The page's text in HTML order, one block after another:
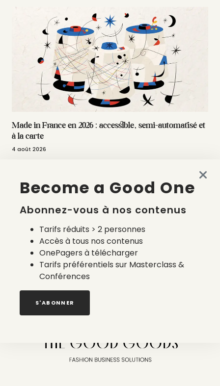
Made in France en 2026 : accessible, semi-automatisé et
à la carte
4 août 2026
de mode
Become a Good One
Abonnez-vous à nos contenus
Tarifs réduits > 2 personnes
Accès à tous nos contenus
OnePagers à télécharger
Tarifs préférentiels sur Masterclass &
Conférences
S'ABONNER